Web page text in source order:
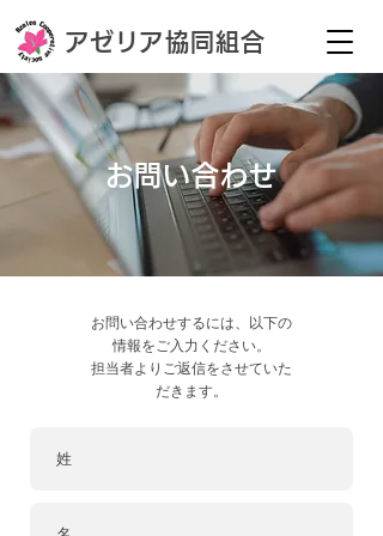
アゼ リ ア協同組合
お問い合わせ
お問い合わせするには、以下の
情報をご入力ください。
​担当者よりご返信をさせていた
だきます。